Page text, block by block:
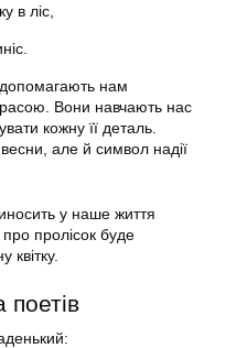
в ліс,
допомагають нам
Вони навчають нас
кожну її деталь.
але й символ надії
у наше життя
про пролісок буде
поетів